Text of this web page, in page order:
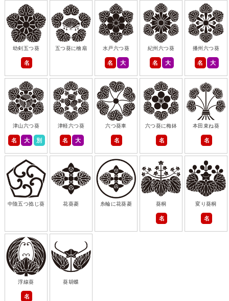
幼剣五つ葵
名
五つ葵に檜扇 水戸六つ葵
名 大
紀州六つ葵
名 大
播州六つ葵
名 大
津山六つ葵
名 大 別
津軽六つ葵
名 大
六つ葵車
名
六つ葵に梅鉢
名
本田束ね葵
名
中陰五つ捻じ葵 花葵菱 糸輪に花葵菱 葵桐
名
変り葵桐
名
浮線葵
名
葵胡蝶